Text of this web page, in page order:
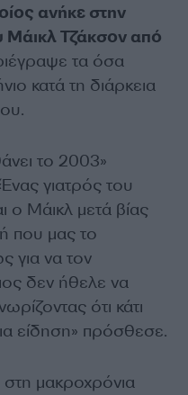
ανήκε στην
Τζάκσον από
τα όσα
κατά τη διάρκεια
το 2003»
γιατρός του
ο Μάικλ μετά βίας
που μας το
για να τον
δεν ήθελε να
ότι κάτι
είδηση» πρόσθεσε.
μακροχρόνια